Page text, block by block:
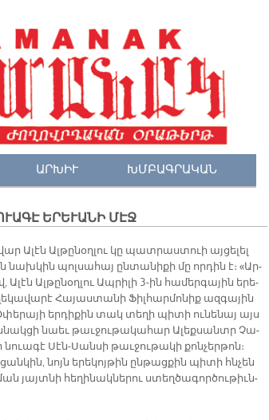
ԱՐԽԻՒ ԽՄԲԱԳՐԱԿԱՆ
ԵՐԵՒԱՆԻ ՄԷՋ
Ա­լէն Ալ­թը­նօղ­լու կը պատ­րաս­տուի այ­ցե­լել
պոլ­սա­հայ ըն­տա­նի­քի մը որ­դին է։ «Ար­
Ա­լէն Ալ­թը­նօղ­լու Ապ­րի­լի 3-ին հա­մեր­գա­յին ե­րե­
Հա­յաս­տա­նի Ֆիլ­հար­մո­նիք ազ­գա­յին
եր­դի­քին տակ տե­ղի պի­տի ու­նե­նայ այս
նաեւ թաւ­ջու­թա­կա­հար Ա­լեք­սանտր Չա­
նուա­գէ Սէն-Սան­սի թաւ­ջու­թա­կի քոն­չեր­թոն։
նոյն ե­րե­կոյ­թին ըն­թաց­քին պի­տի հնչեն
յայտ­նի հե­ղի­նակ­նե­րու ստեղ­ծա­գոր­ծու­թիւն­